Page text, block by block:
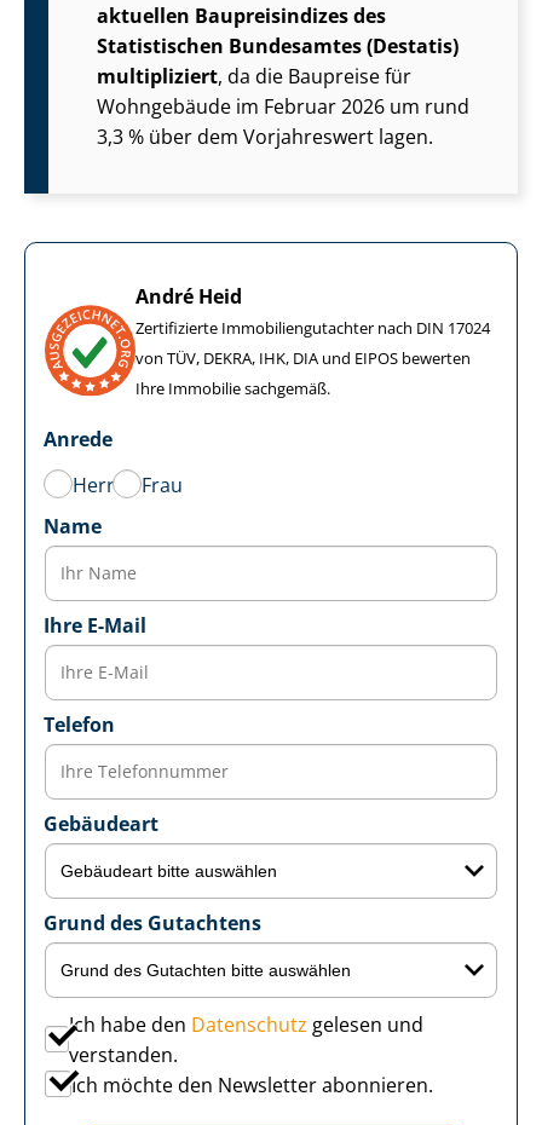
aktuellen Baupreisindizes des
Statistischen Bundesamtes (Destatis)
multipliziert, da die Baupreise für
Wohngebäude im Februar 2026 um rund
3,3 % über dem Vorjahreswert lagen.
André Heid
Zertifizierte Im­mo­bi­li­en­gut­ach­ter nach DIN 17024
von TÜV, DEKRA, IHK, DIA und EIPOS bewerten
Ihre Immobilie sachgemäß.
Anrede
Herr
Frau
Name
Ihre E-Mail
Telefon
Gebäudeart
Grund des Gutachtens
Ich habe den Datenschutz gelesen und
verstanden.
Ich möchte den Newsletter abonnieren.